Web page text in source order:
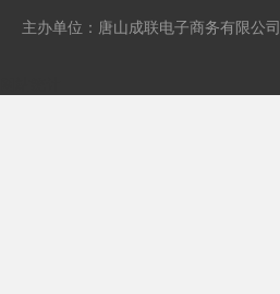
主办单位：唐山成联电子商务有限公司